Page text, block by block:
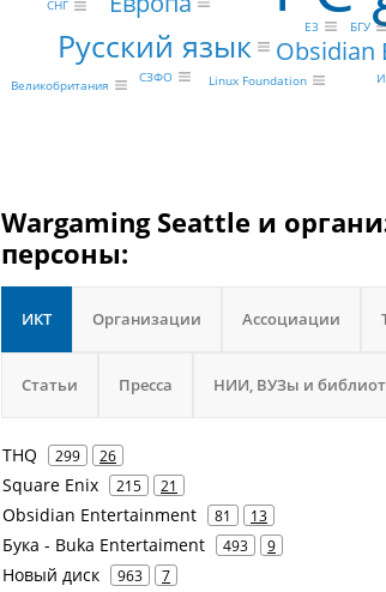
Русский язык
Obsidian
СНГ
E3
Великобритания
СЗФО Linux Foundation
БГУ
Wargaming Seattle и
персоны:
ИКТ Организации Ассоциации
Статьи Пресса НИИ, ВУЗы и
THQ 299 26
Square Enix 215 21
Obsidian Entertainment 81 13
Бука - Buka Entertaiment 493 9
Новый диск 963 7